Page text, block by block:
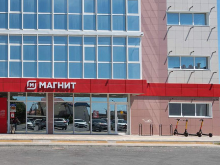
525 (+2)
Характеристики
О помещении
Контакты
Характеристики помещения
№ объявления
115267
Дата размещения
26.03.2025
Город
Анапа
Адрес